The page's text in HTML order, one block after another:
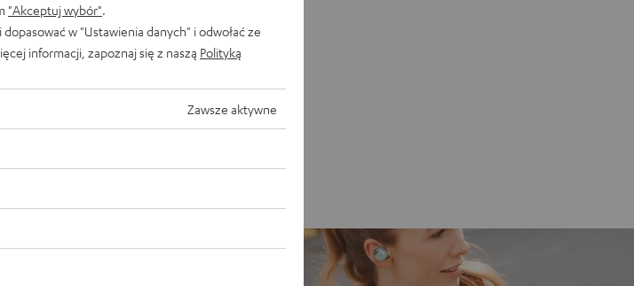
"Akceptuj wybór"
w "Ustawienia danych" i odwołać ze
informacji, zapoznaj się z naszą Polityką
Zawsze aktywne